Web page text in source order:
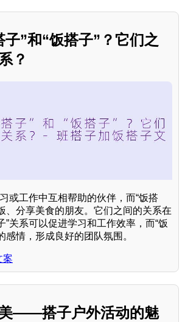
子”和“饭搭子”？它们之
？
或工作中互相帮助的伙伴，而“饭搭
、分享美食的朋友。它们之间的关系在
”关系可以促进学习和工作效率，而“饭
感情，形成良好的团队氛围。
案
——搭子户外活动的魅